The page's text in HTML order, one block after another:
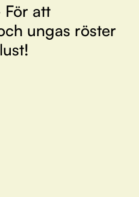
att
ungas röster